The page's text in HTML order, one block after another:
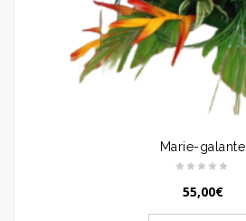
Marie-galante
55,00€